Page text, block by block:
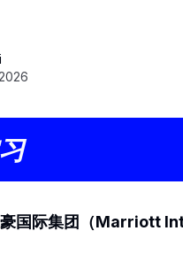
国际集团（Marriott